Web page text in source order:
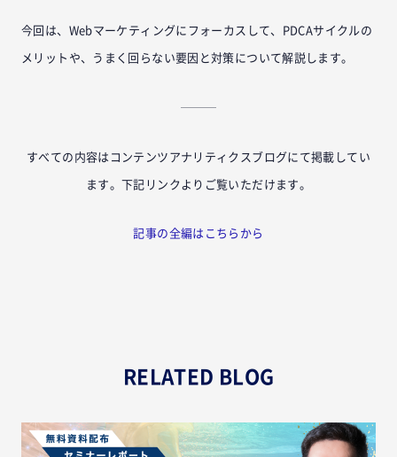
今回は、Webマーケティングにフォーカスして、PDCAサイクルの
メリットや、うまく回らない要因と対策について解説します。
すべての内容はコンテンツアナリティクスブログにて掲載してい
ます。下記リンクよりご覧いただけます。
記事の全編はこちらから
RELATED BLOG